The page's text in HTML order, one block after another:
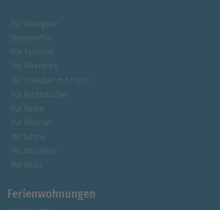
Für Allergiker
Barrierefrei
Für Familien
Mit Meerblick
Für Urlauber mit Hund
Für Nichtraucher
Für Paare
Für Raucher
Mit Sauna
Mit Whirlpool
Mit Wlan
Ferienwohnungen